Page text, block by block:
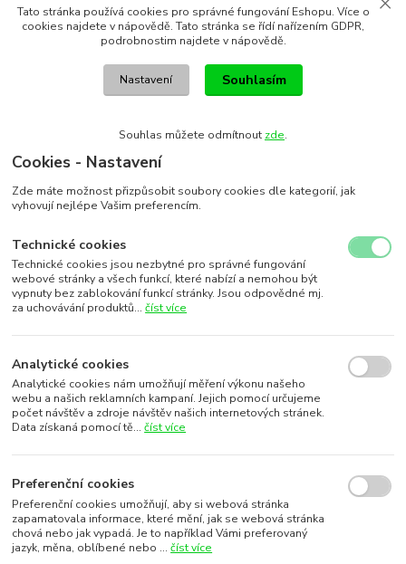
Tato stránka používá cookies pro správné fungování Eshopu. Více o
cookies najdete v nápovědě. Tato stránka se řídí nařízením GDPR,
podrobnostim najdete v nápovědě.
Nastavení Souhlasím
Souhlas můžete odmítnout zde.
Cookies - Nastavení
Zde máte možnost přizpůsobit soubory cookies dle kategorií, jak
vyhovují nejlépe Vašim preferencím.
Technické cookies
Technické cookies jsou nezbytné pro správné fungování
webové stránky a všech funkcí, které nabízí a nemohou být
vypnuty bez zablokování funkcí stránky. Jsou odpovědné mj.
za uchovávání produktů...číst více
Analytické cookies
Analytické cookies nám umožňují měření výkonu našeho
webu a našich reklamních kampaní. Jejich pomocí určujeme
počet návštěv a zdroje návštěv našich internetových stránek.
Data získaná pomocí tě...číst více
Preferenční cookies
Preferenční cookies umožňují, aby si webová stránka
zapamatovala informace, které mění, jak se webová stránka
chová nebo jak vypadá. Je to například Vámi preferovaný
jazyk, měna, oblíbené nebo ...číst více